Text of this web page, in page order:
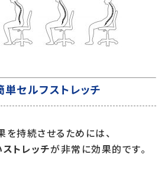
セルフストレッチ
持続させるためには、
トレッチが非常に効果的です。